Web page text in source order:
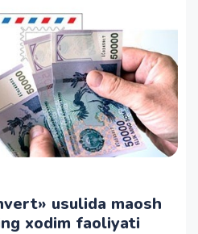
usulida maosh
xodim faoliyati